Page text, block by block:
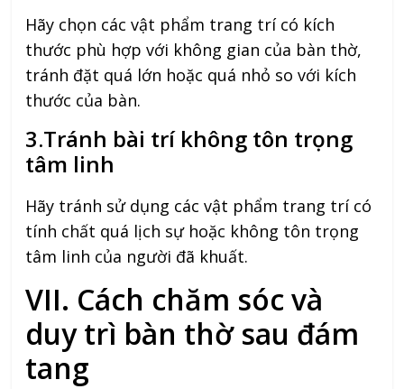
Hãy chọn các vật phẩm trang trí có kích
thước phù hợp với không gian của bàn thờ,
tránh đặt quá lớn hoặc quá nhỏ so với kích
thước của bàn.
3.Tránh bài trí không tôn trọng
tâm linh
Hãy tránh sử dụng các vật phẩm trang trí có
tính chất quá lịch sự hoặc không tôn trọng
tâm linh của người đã khuất.
VII. Cách chăm sóc và
duy trì bàn thờ sau đám
tang